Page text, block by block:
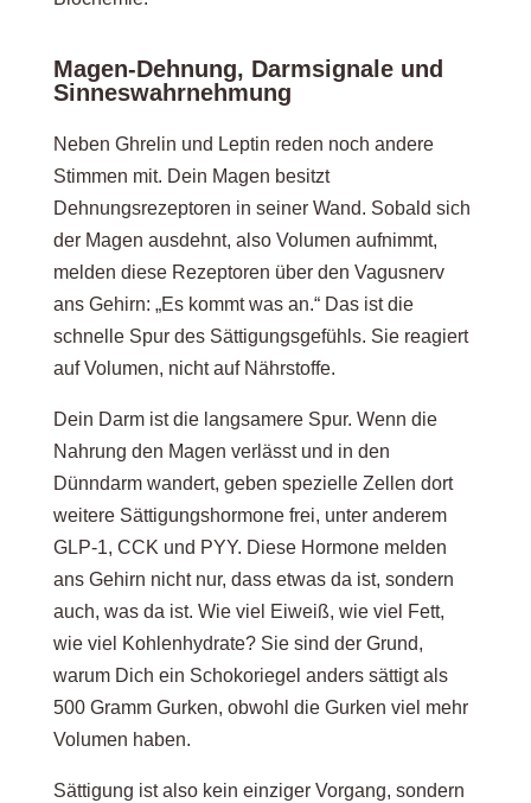
Magen-Dehnung, Darmsignale und
Sinneswahrnehmung
Neben Ghrelin und Leptin reden noch andere
Stimmen mit. Dein Magen besitzt
Dehnungsrezeptoren in seiner Wand. Sobald sich
der Magen ausdehnt, also Volumen aufnimmt,
melden diese Rezeptoren über den Vagusnerv
ans Gehirn: „Es kommt was an.“ Das ist die
schnelle Spur des Sättigungsgefühls. Sie reagiert
auf Volumen, nicht auf Nährstoffe.
Dein Darm ist die langsamere Spur. Wenn die
Nahrung den Magen verlässt und in den
Dünndarm wandert, geben spezielle Zellen dort
weitere Sättigungshormone frei, unter anderem
GLP-1, CCK und PYY. Diese Hormone melden
ans Gehirn nicht nur, dass etwas da ist, sondern
auch, was da ist. Wie viel Eiweiß, wie viel Fett,
wie viel Kohlenhydrate? Sie sind der Grund,
warum Dich ein Schokoriegel anders sättigt als
500 Gramm Gurken, obwohl die Gurken viel mehr
Volumen haben.
Sättigung ist also kein einziger Vorgang, sondern